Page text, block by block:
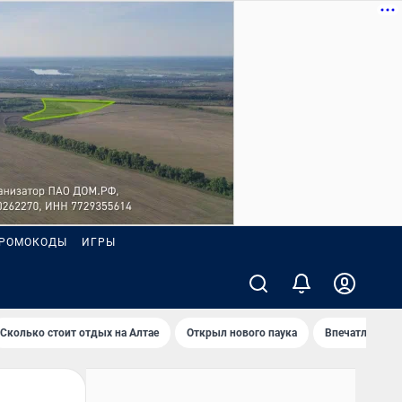
ИГРЫ
Сколько стоит отдых на Алтае Открыл нового паука Впечатления